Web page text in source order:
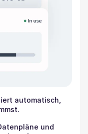
automatisch,
und